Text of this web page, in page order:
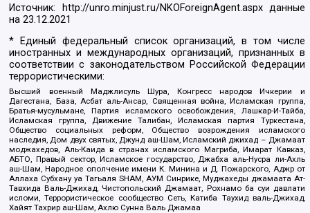
Источник: http://unro.minjust.ru/NKOForeignAgent.aspxданные
на23.12.2021
* Единый федеральный список организаций, в том числе
иностранных и международных организаций, признанных в
соответствии с законодательством Российской Федерации
террористическими:
Высший военный Маджлисуль Шура, Конгресс народов Ичкерии и
Дагестана, База, Асбат аль-Ансар, Священная война, Исламская группа,
Братья-мусульмане, Партия исламского освобождения, Лашкар-И-Тайба,
Исламская группа, Движение Талибан, Исламская партия Туркестана,
Общество социальных реформ, Общество возрождения исламского
наследия, Дом двух святых, Джунд аш-Шам, Исламский джихад – Джамаат
моджахедов, Аль-Каида в странах исламского Магриба, Имарат Кавказ,
АБТО, Правый сектор, Исламское государство, Джабха аль-Нусра ли-Ахль
аш-Шам, Народное ополчение имени К. Минина и Д. Пожарского, Аджр от
Аллаха Субхану уа Тагьаля SHAM, АУМ Синрике, Муджахеды джамаата Ат-
Тавхида Валь-Джихад, Чистопольский Джамаат, Рохнамо ба суи давлати
исломи, Террористическое сообщество Сеть, Катиба Таухид валь-Джихад,
Хайят Тахрир аш-Шам, Ахлю Сунна Валь Джамаа